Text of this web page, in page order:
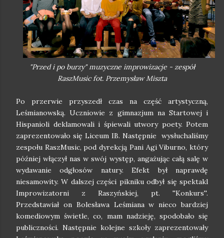
"Przed i po burzy" muzyczne improwizacje - zespół
RaszMusic fot. Przemysław Miszta
Po przerwie przyszedł czas na część artystyczną,
Leśmianowską. Uczniowie z gimnazjum na Startowej i
Hispanioli deklamowali i śpiewali utwory poety. Potem
zaprezentowało się Liceum IB. Następnie wysłuchaliśmy
zespołu RaszMusic, pod dyrekcją Pani Agi Viburno, który
później włączył nas w swój występ, angażując całą salę w
wydawanie odgłosów natury. Efekt był naprawdę
niesamowity. W dalszej części pikniku odbył się spektakl
Improwizatorni z Raszyńskiej, pt. ''Konkurs''.
Przedstawiał on Bolesława Leśmiana w nieco bardziej
komediowym świetle, co, mam nadzieję, spodobało się
publiczności. Następnie kolejne szkoły zaprezentowały